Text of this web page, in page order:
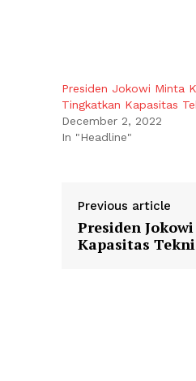
Presiden Jokowi Minta
Tingkatkan Kapasitas
December 2, 2022
In "Headline"
Previous article
Presiden
Kapasitas